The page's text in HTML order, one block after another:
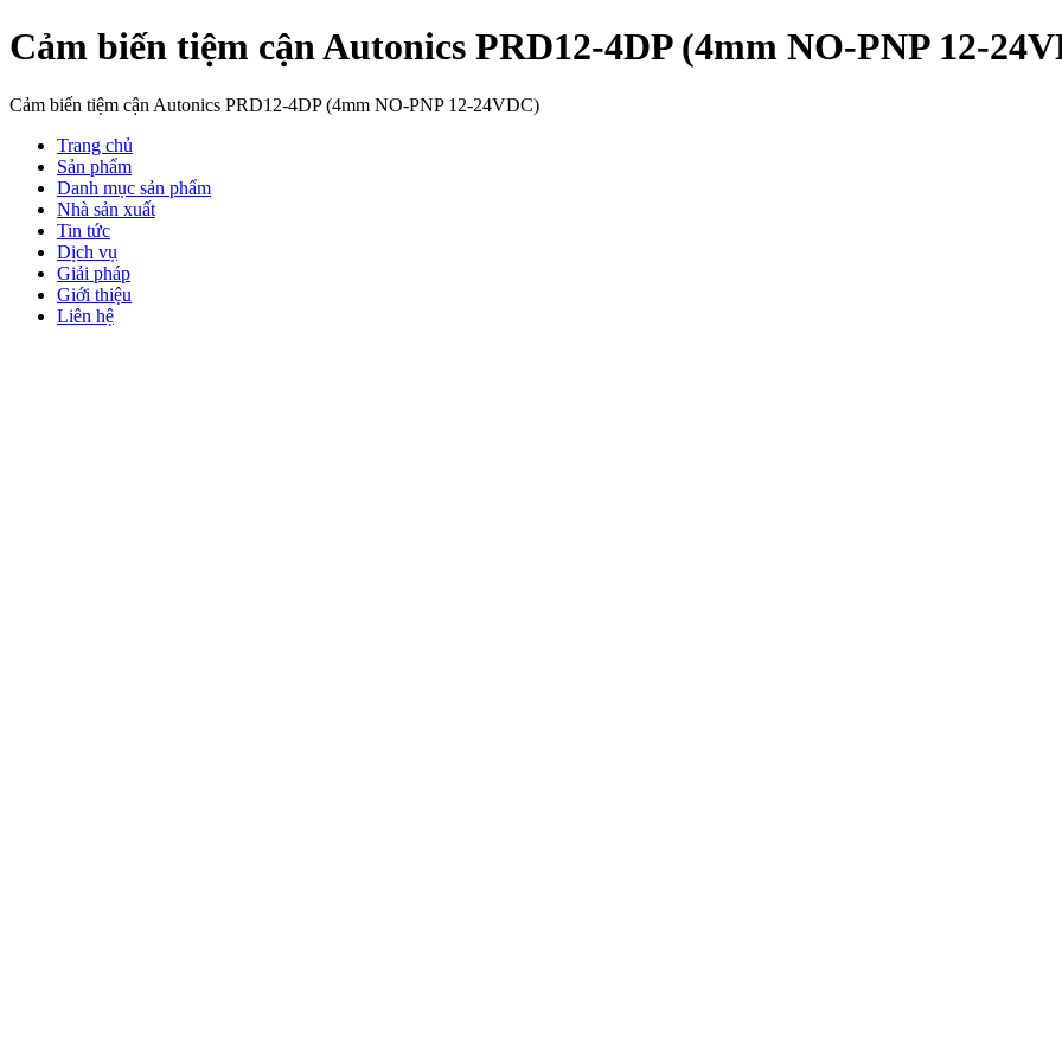
Cảm biến tiệm cận Autonics PRD12-4DP (4mm NO-PNP 12-
Cảm biến tiệm cận Autonics PRD12-4DP (4mm NO-PNP 12-24VDC)
Trang chủ
Sản phẩm
Danh mục sản phẩm
Nhà sản xuất
Tin tức
Dịch vụ
Giải pháp
Giới thiệu
Liên hệ